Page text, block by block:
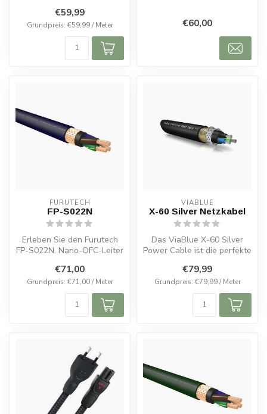
und...
€59,99
Grundpreis: €59,99 / Meter €60,00
FURUTECH
FP-S022N
Erleben Sie den Furutech
FP-S022N. Nano-OFC-Leiter
Liqui...
€71,00
Grundpreis: €71,00 / Meter
VIABLUE
X-60 Silver Netzkabel
Das ViaBlue X-60 Silver
Power Cable ist die perfekte
€79,99
Grundpreis: €79,99 / Meter